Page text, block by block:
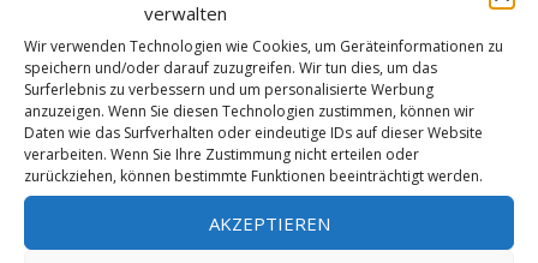
verwalten
Wir verwenden Technologien wie Cookies, um Geräteinformationen zu
speichern und/oder darauf zuzugreifen. Wir tun dies, um das
Surferlebnis zu verbessern und um personalisierte Werbung
anzuzeigen. Wenn Sie diesen Technologien zustimmen, können wir
Daten wie das Surfverhalten oder eindeutige IDs auf dieser Website
verarbeiten. Wenn Sie Ihre Zustimmung nicht erteilen oder
zurückziehen, können bestimmte Funktionen beeinträchtigt werden.
AKZEPTIEREN